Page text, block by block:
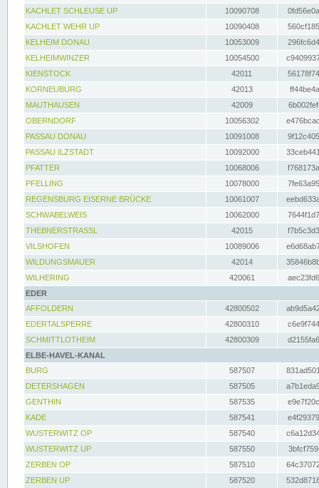
KACHLET SCHLEUSE UP
10090708
KACHLET WEHR UP
10090408
KELHEIM DONAU
10053009
KELHEIMWINZER
10054500
KIENSTOCK
42011
KORNEUBURG
42013
MAUTHAUSEN
42009
OBERNDORF
10056302
PASSAU DONAU
10091008
PASSAU ILZSTADT
10092000
PFATTER
10068006
PFELLING
10078000
REGENSBURG EISERNE BRÜCKE
10061007
SCHWABELWEIS
10062000
THEBNERSTRASSL
42015
VILSHOFEN
10089006
WILDUNGSMAUER
42014
WILHERING
420061
EDER
AFFOLDERN
42800502
EDERTALSPERRE
42800310
SCHMITTLOTHEIM
42800309
ELBE-HAVEL-KANAL
BURG
587507
DETERSHAGEN
587505
GENTHIN
587535
KADE
587541
WUSTERWITZ OP
587540
WUSTERWITZ UP
587550
ZERBEN OP
587510
ZERBEN UP
587520